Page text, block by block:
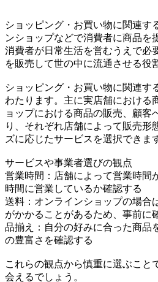
ショッピング・お買い物に関連す
ンショップなどで消費者に商品を
消費者が日常生活を営むうえで必
を販売して世の中に流通させる役
ショッピング・お買い物に関連す
わたります。主に実店舗における
ョップにおける商品の販売、顧客
り、それぞれ店舗によって販売形
ズに応じたサービスを選択できま
サービスや事業者選びの観点
営業時間：店舗によって営業時間
時間に営業しているか確認する
送料：オンラインショップの場合
がかかることがあるため、事前に
品揃え：自分の好みに合った商品
の豊富さを確認する
これらの観点から慎重に選ぶこと
会えるでしょう。